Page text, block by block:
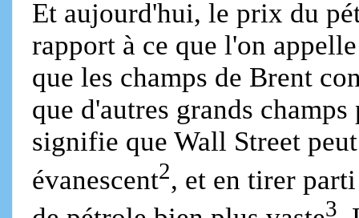
Et aujourd'hui, le prix du
rapport à ce que l'on
que les champs de Brent
que d'autres grands
signifie que Wall Street
évanescent2, et en tirer
3